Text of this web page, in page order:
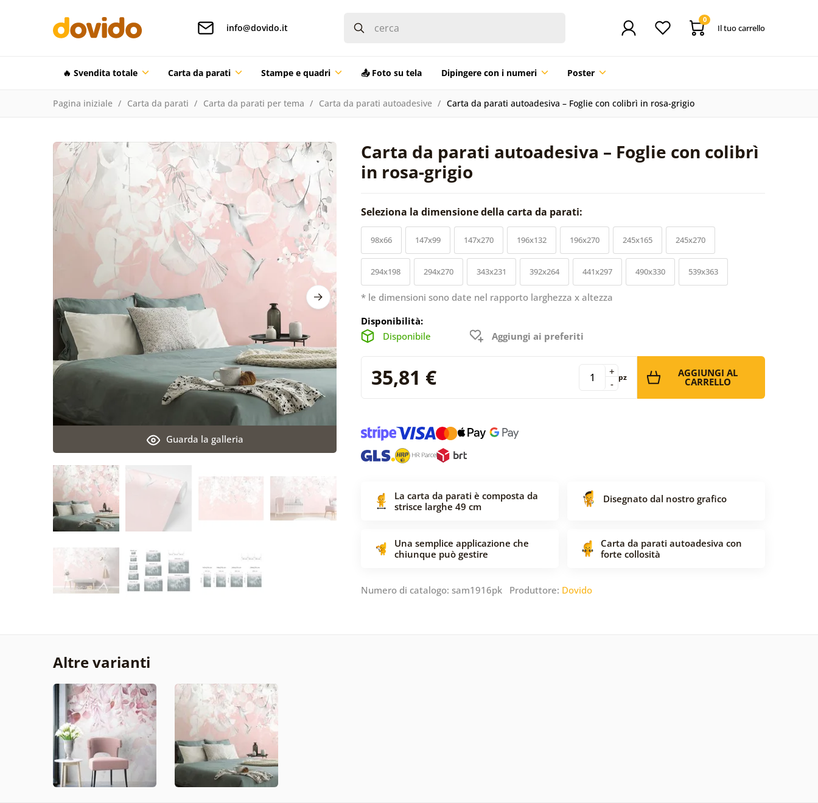
info@dovido.it
0
Il tuo carrello
🔥 Svendita totale Carta da parati Stampe e quadri 📤 Foto su tela Dipingere con i numeri Poster
Pagina iniziale Carta da parati Carta da parati per tema Carta da parati autoadesive Carta da parati autoadesiva – Foglie con colibrì in rosa-grigio
Carta da parati autoadesiva – Foglie con colibrì
in rosa-grigio
Guarda la galleria
Seleziona la dimensione della carta da parati:
98x66 147x99 147x270 196x132 196x270 245x165 245x270
294x198 294x270 343x231 392x264 441x297 490x330 539x363
* le dimensioni sono date nel rapporto larghezza x altezza
Disponibilità:
Disponibile
Aggiungi ai preferiti
35,81 € -
+ pz AGGIUNGI AL
CARRELLO
La carta da parati è composta da
strisce larghe 49 cm
Disegnato dal nostro grafico
Una semplice applicazione che
chiunque può gestire
Carta da parati autoadesiva con
forte collosità
Numero di catalogo: sam1916pk Produttore: Dovido
Altre varianti